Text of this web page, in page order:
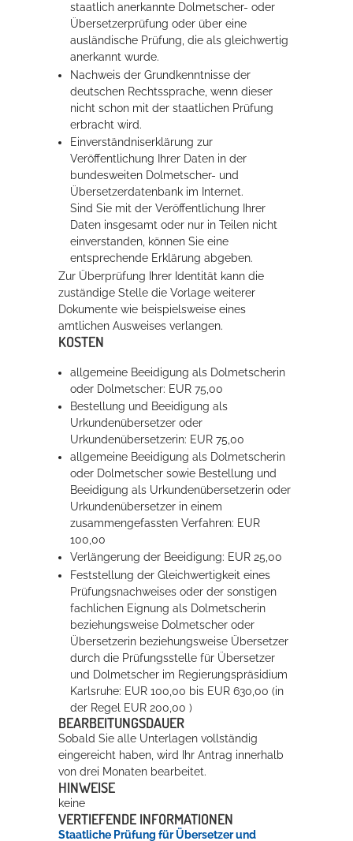
staatlich anerkannte Dolmetscher- oder
Übersetzerprüfung oder über eine
ausländische Prüfung, die als gleichwertig
anerkannt wurde.
Nachweis der Grundkenntnisse der
deutschen Rechtssprache, wenn dieser
nicht schon mit der staatlichen Prüfung
erbracht wird.
Einverständniserklärung zur
Veröffentlichung Ihrer Daten in der
bundesweiten Dolmetscher- und
Übersetzerdatenbank im Internet.
Sind Sie mit der Veröffentlichung Ihrer
Daten insgesamt oder nur in Teilen nicht
einverstanden, können Sie eine
entsprechende Erklärung abgeben.
Zur Überprüfung Ihrer Identität kann die
zuständige Stelle die Vorlage weiterer
Dokumente wie beispielsweise eines
amtlichen Ausweises verlangen.
KOSTEN
allgemeine Beeidigung als Dolmetscherin
oder Dolmetscher: EUR 75,00
Bestellung und Beeidigung als
Urkundenübersetzer oder
Urkundenübersetzerin: EUR 75,00
allgemeine Beeidigung als Dolmetscherin
oder Dolmetscher sowie Bestellung und
Beeidigung als Urkundenübersetzerin oder
Urkundenübersetzer in einem
zusammengefassten Verfahren: EUR
100,00
Verlängerung der Beeidigung: EUR 25,00
Feststellung der Gleichwertigkeit eines
Prüfungsnachweises oder der sonstigen
fachlichen Eignung als Dolmetscherin
beziehungsweise Dolmetscher oder
Übersetzerin beziehungsweise Übersetzer
durch die Prüfungsstelle für Übersetzer
und Dolmetscher im Regierungspräsidium
Karlsruhe: EUR 100,00 bis EUR 630,00 (in
der Regel EUR 200,00 )
BEARBEITUNGSDAUER
Sobald Sie alle Unterlagen vollständig
eingereicht haben, wird Ihr Antrag innerhalb
von drei Monaten bearbeitet.
HINWEISE
keine
VERTIEFENDE INFORMATIONEN
Staatliche Prüfung für Übersetzer und